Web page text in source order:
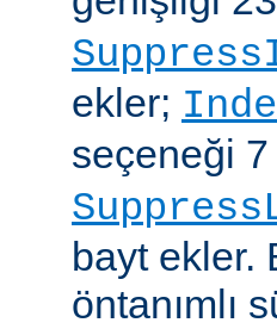
ekler;
seçeneği 7
bayt ekler.
öntanımlı